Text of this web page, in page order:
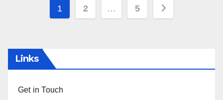
Posts
1 2 … 5
Links
Get in Touch